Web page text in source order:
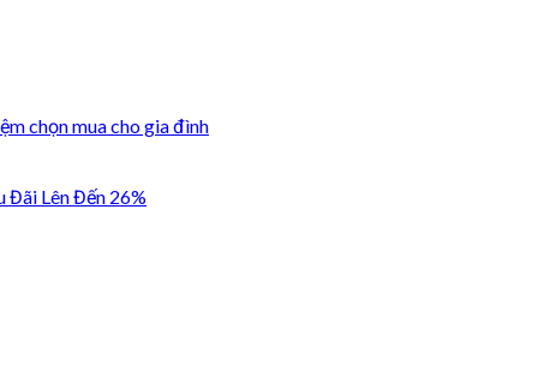
chọn mua cho gia đình
Đãi Lên Đến 26%